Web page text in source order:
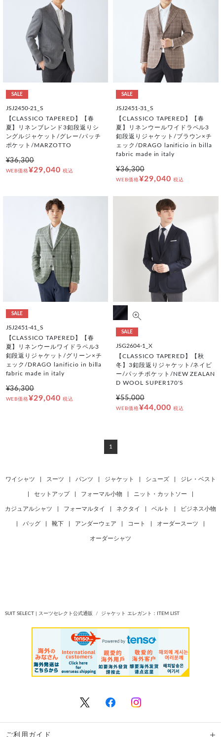
SALE
JSJ2450-21_S
【CLASSICO TAPERED】【春
夏】リネンブレンド3釦段返りシ
ングルジャケット/グレー/パッチ
ポケット/MARZOTTO
¥36,300
WEB価格¥29,040 税込
SALE
JSJ2451-31_S
【CLASSICO TAPERED】【春
夏】リネンウールワイドラペル3
釦段返りジャケット/ブラウン×チ
ェック/DRAGO lanificio in billa
fabric made in italy
¥36,300
WEB価格¥29,040 税込
SALE
JSJ2451-41_S
【CLASSICO TAPERED】【春
夏】リネンウールワイドラペル3
釦段返りジャケット/グリーン×チ
ェック/DRAGO lanificio in billa
fabric made in italy
¥36,300
WEB価格¥29,040 税込
SALE
JSG2604-1_X
【CLASSICO TAPERED】【秋
冬】3釦段返りジャケット/ネイビ
ー/パッチポケット/NEW ZEALAN
D WOOL SUPER170'S
¥55,000
WEB価格¥44,000 税込
1
ワイシャツ スーツ パンツ ジャケット シューズ ジレ・ベスト
セットアップ フォーマル小物 ニット・カットソー
カジュアルシャツ フォーマルタイ ネクタイ ベルト ビジネス小物
バッグ 靴下 アンダーウェア コート オーダースーツ
オーダーシャツ
SUIT SELECT | スーツセレクト公式通販 ジャケット エレガント：ITEM LIST
ご利用ガイド